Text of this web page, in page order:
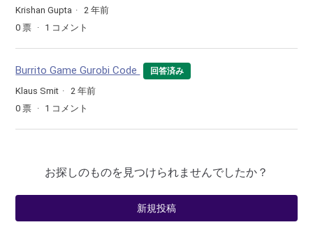
Krishan Gupta
2 年前
0 票 1 コメント
Burrito Game Gurobi Code 回答済み
Klaus Smit
2 年前
0 票 1 コメント
お探しのものを見つけられませんでしたか？
新規投稿